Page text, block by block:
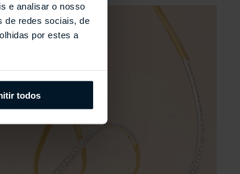
e analisar o nosso
de redes sociais, de
por estes a
todos